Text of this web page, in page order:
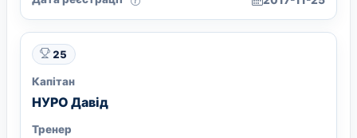
25
Капітан
НУРО Давід
Тренер